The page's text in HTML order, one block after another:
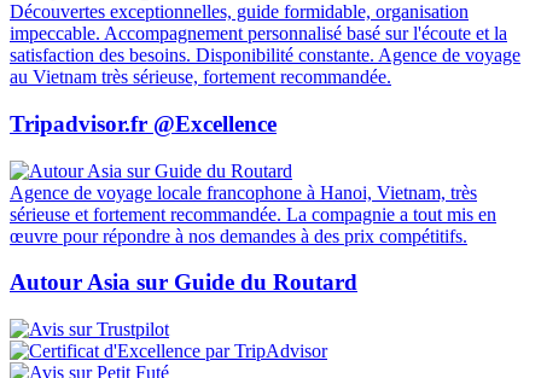
Découvertes exceptionnelles, guide formidable, organisation
impeccable. Accompagnement personnalisé basé sur l'écoute et la
satisfaction des besoins. Disponibilité constante. Agence de voyage
au Vietnam très sérieuse, fortement recommandée.
Tripadvisor.fr @Excellence
Agence de voyage locale francophone à Hanoi, Vietnam, très
sérieuse et fortement recommandée. La compagnie a tout mis en
œuvre pour répondre à nos demandes à des prix compétitifs.
Autour Asia sur Guide du Routard